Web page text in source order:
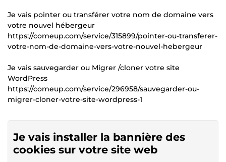
Je vais pointer ou transférer votre nom de domaine vers
votre nouvel hébergeur
https://comeup.com/service/315899/pointer-ou-transferer-
votre-nom-de-domaine-vers-votre-nouvel-hebergeur
Je vais sauvegarder ou Migrer /cloner votre site
WordPress
https://comeup.com/service/296958/sauvegarder-ou-
migrer-cloner-votre-site-wordpress-1
Je vais installer la bannière des
cookies sur votre site web